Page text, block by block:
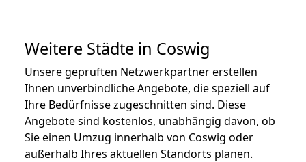
Weitere Städte in Coswig
Unsere geprüften Netzwerkpartner erstellen
Ihnen unverbindliche Angebote, die speziell auf
Ihre Bedürfnisse zugeschnitten sind. Diese
Angebote sind kostenlos, unabhängig davon, ob
Sie einen Umzug innerhalb von Coswig oder
außerhalb Ihres aktuellen Standorts planen.